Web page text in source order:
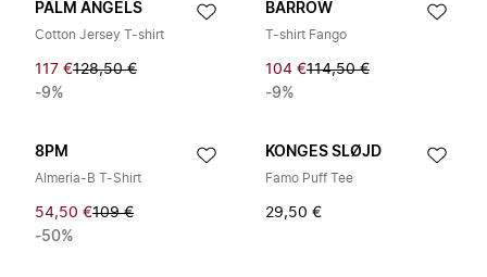
PALM ANGELS
Cotton Jersey T-shirt
117 €128,50 €
-9%
BARROW
T-shirt Fango
104 €114,50 €
-9%
8PM
Almeria-B T-Shirt
54,50 €109 €
-50%
KONGES SLØJD
Famo Puff Tee
29,50 €